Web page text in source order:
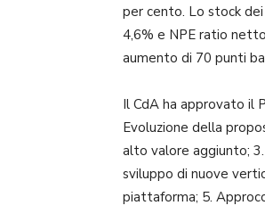
per cento. Lo stock
4,6% e NPE ratio
aumento di 70 punti
Il CdA ha approvato il
Evoluzione della
alto valore aggiunto;
sviluppo di nuove
piattaforma; 5.